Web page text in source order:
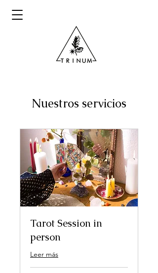
Nuestros servicios
Tarot Session in
person
Leer más